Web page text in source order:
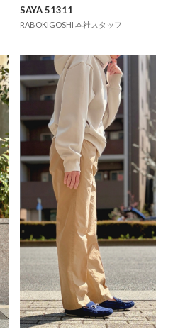
SAYA 51311
RABOKIGOSHI 本社スタッフ